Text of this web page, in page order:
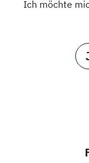
Ich möchte